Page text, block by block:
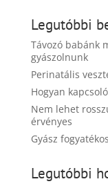
Legutóbbi
Távozó babánk
gyászolnunk
Perinatális
Hogyan
Nem lehet
érvényes
Gyász
Legutóbbi